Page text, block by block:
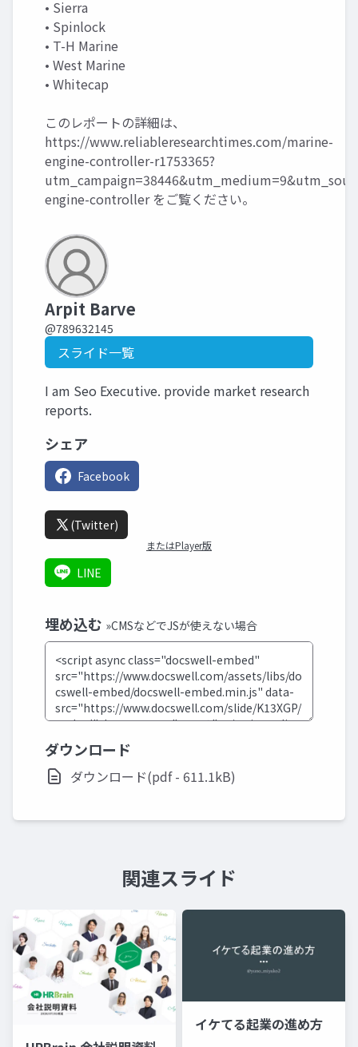
• Sierra
• Spinlock
• T-H Marine
• West Marine
• Whitecap
このレポートの詳細は、
https://www.reliableresearchtimes.com/marine-
engine-controller-r1753365?
engine-controllerをご覧ください。
Arpit Barve
@789632145
スライド一覧
I am Seo Executive. provide market research
reports.
シェア
Facebook
(Twitter)
またはPlayer版
LINE
埋め込む »CMSなどでJSが使えない場合
ダウンロード
ダウンロード(pdf - 611.1kB)
関連スライド
イケてる起業の進め方